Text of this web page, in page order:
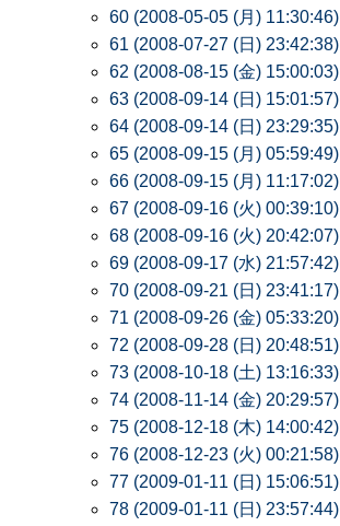
60 (2008-05-05 (月) 11:30:46)
61 (2008-07-27 (日) 23:42:38)
62 (2008-08-15 (金) 15:00:03)
63 (2008-09-14 (日) 15:01:57)
64 (2008-09-14 (日) 23:29:35)
65 (2008-09-15 (月) 05:59:49)
66 (2008-09-15 (月) 11:17:02)
67 (2008-09-16 (火) 00:39:10)
68 (2008-09-16 (火) 20:42:07)
69 (2008-09-17 (水) 21:57:42)
70 (2008-09-21 (日) 23:41:17)
71 (2008-09-26 (金) 05:33:20)
72 (2008-09-28 (日) 20:48:51)
73 (2008-10-18 (土) 13:16:33)
74 (2008-11-14 (金) 20:29:57)
75 (2008-12-18 (木) 14:00:42)
76 (2008-12-23 (火) 00:21:58)
77 (2009-01-11 (日) 15:06:51)
78 (2009-01-11 (日) 23:57:44)